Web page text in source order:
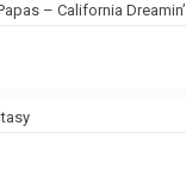
– California Dreamin’